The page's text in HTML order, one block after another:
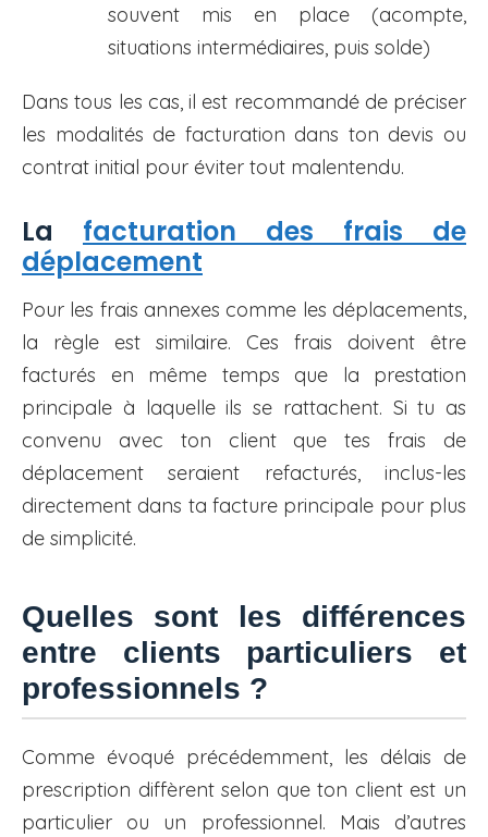
souvent mis en place (acompte,
situations intermédiaires, puis solde)
Dans tous les cas, il est recommandé de préciser
les modalités de facturation dans ton devis ou
contrat initial pour éviter tout malentendu.
La facturation des frais de
déplacement
Pour les frais annexes comme les déplacements,
la règle est similaire. Ces frais doivent être
facturés en même temps que la prestation
principale à laquelle ils se rattachent. Si tu as
convenu avec ton client que tes frais de
déplacement seraient refacturés, inclus-les
directement dans ta facture principale pour plus
de simplicité.
Quelles sont les différences
entre clients particuliers et
professionnels ?
Comme évoqué précédemment, les délais de
prescription diffèrent selon que ton client est un
particulier ou un professionnel. Mais d’autres